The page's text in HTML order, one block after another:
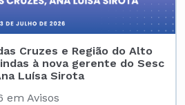
Cruzes e Região do Alto
à nova gerente do Sesc
Luísa Sirota
em Avisos